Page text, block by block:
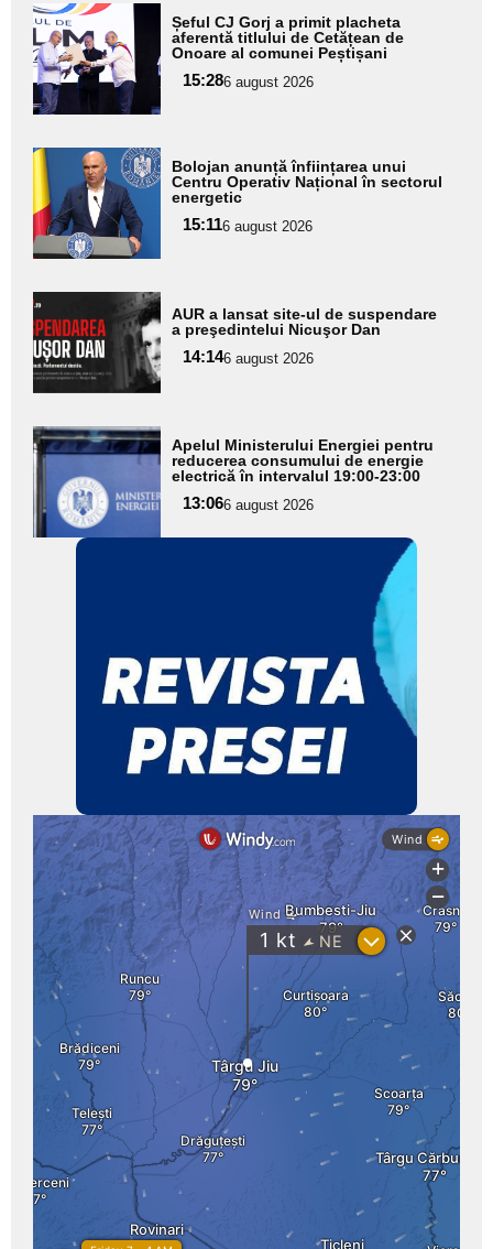
Adaugă
aici textul
pentru
subtitlu
Șeful CJ Gorj a primit placheta
aferentă titlului de Cetățean de
Onoare al comunei Peștișani
15:286 august 2026
Adaugă
aici textul
pentru
subtitlu
Bolojan anunță înființarea unui
Centru Operativ Național în sectorul
energetic
15:116 august 2026
Adaugă
aici textul
pentru
subtitlu
AUR a lansat site-ul de suspendare
a preşedintelui Nicuşor Dan
14:146 august 2026
Adaugă
aici textul
pentru
subtitlu
Apelul Ministerului Energiei pentru
reducerea consumului de energie
electrică în intervalul 19:00-23:00
13:066 august 2026